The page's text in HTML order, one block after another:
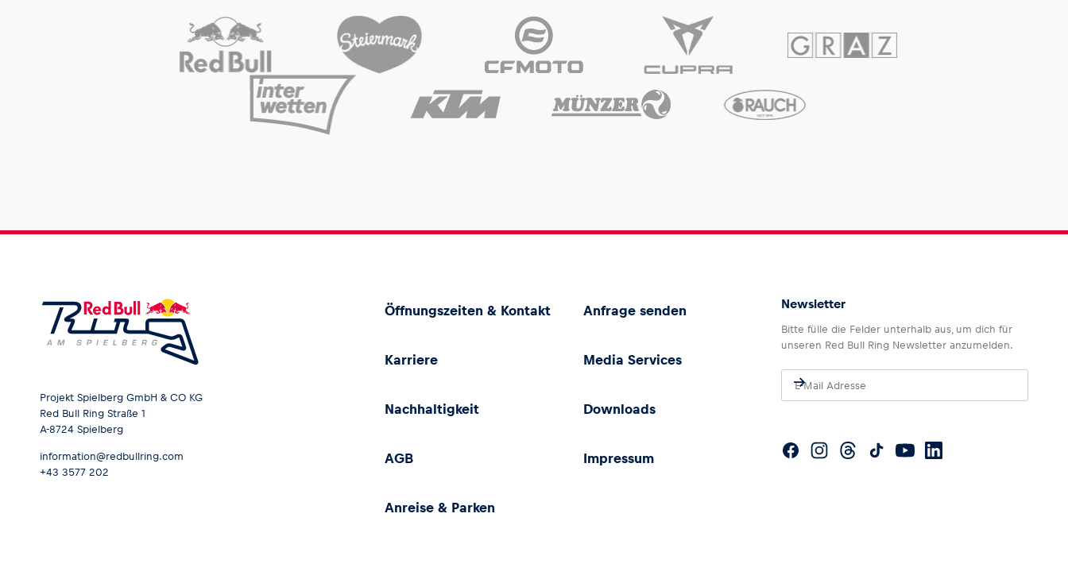
Projekt Spielberg GmbH & CO KG
Red Bull Ring Straße 1
A-8724 Spielberg
information@redbullring.com
+43 3577 202
Öffnungszeiten & Kontakt Anfrage senden
Karriere Media Services
Nachhaltigkeit Downloads
AGB Impressum
Anreise & Parken
Newsletter
Bitte fülle die Felder unterhalb aus, um dich für
unseren Red Bull Ring Newsletter anzumelden.